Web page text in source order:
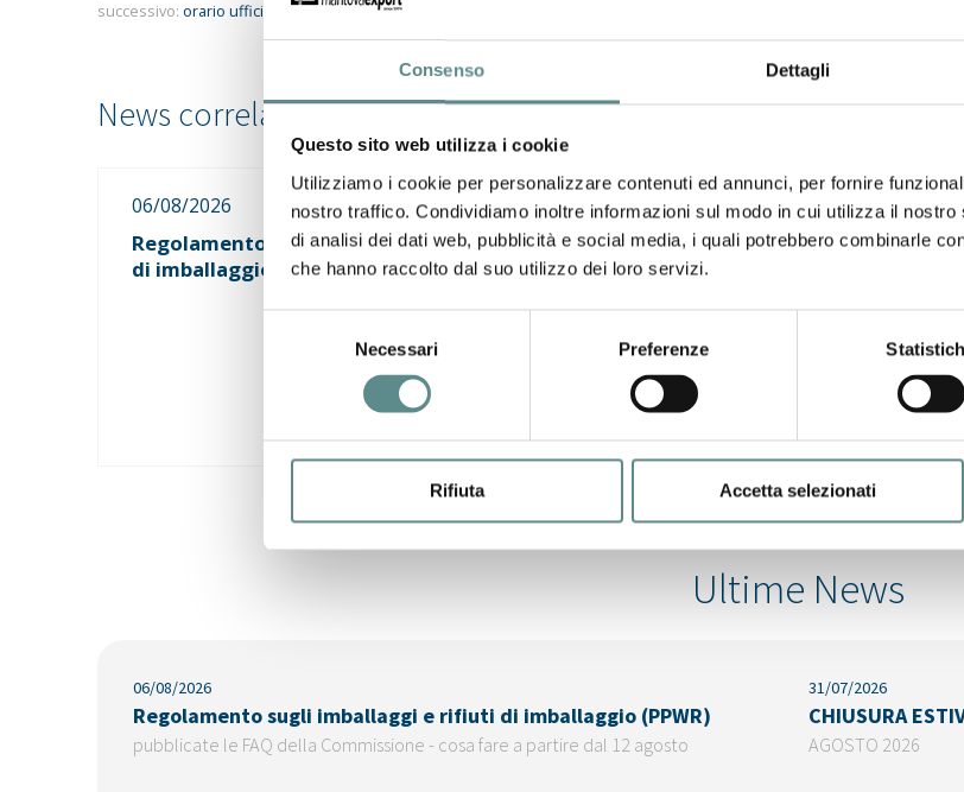
Consenso Dettagli
Questo sito web utilizza i cookie
Utilizziamo i cookie per personalizzare contenuti ed annunci, per fornire
nostro traffico. Condividiamo inoltre informazioni sul modo in cui utilizza il
di analisi dei dati web, pubblicità e social media, i quali potrebbero combinarle
che hanno raccolto dal suo utilizzo dei loro servizi.
Necessari Preferenze
Rifiuta Accetta selezionati
successivo: orario uffici mantova export
06/08/2026
Regolamento sugli imballaggi e rifiuti
di imballaggio (PPWR)
31/07/2026
CHIUSURA ESTIVA UFFICI
Ultime News
06/08/2026
Regolamento sugli imballaggi e rifiuti di imballaggio (PPWR)
pubblicate le FAQ della Commissione - cosa fare a partire dal 12 agosto
31/07/2026
CHIUSURA
AGOSTO 2026